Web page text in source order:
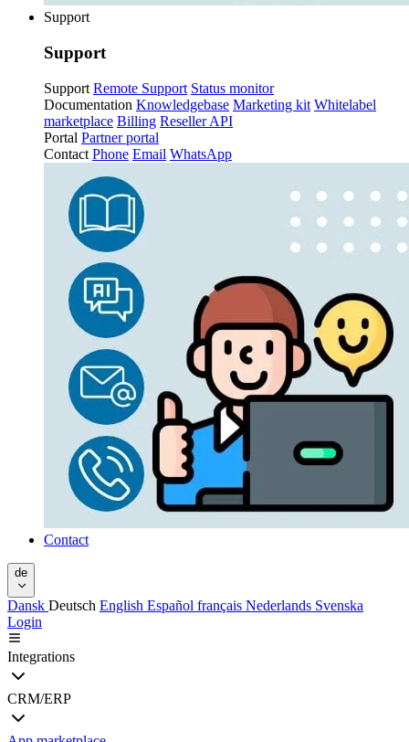
Support
Support
Support Remote Support Status monitor
Documentation Knowledgebase Marketing kit Whitelabel
marketplace Billing Reseller API
Portal Partner portal
Contact Phone Email WhatsApp
Contact
de
Dansk Deutsch English Español français Nederlands Svenska
Login
Integrations
CRM/ERP